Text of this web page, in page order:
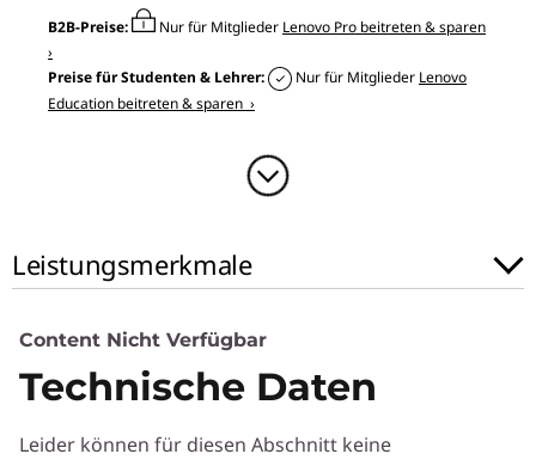
"
B2B-Preise: Nur für Mitglieder Lenovo Pro beitreten & sparen
›
Preise für Studenten & Lehrer:
Nur für Mitglieder Lenovo
Education beitreten & sparen ›
Leistungsmerkmale
Content Nicht Verfügbar
Technische Daten
Leider können für diesen Abschnitt keine